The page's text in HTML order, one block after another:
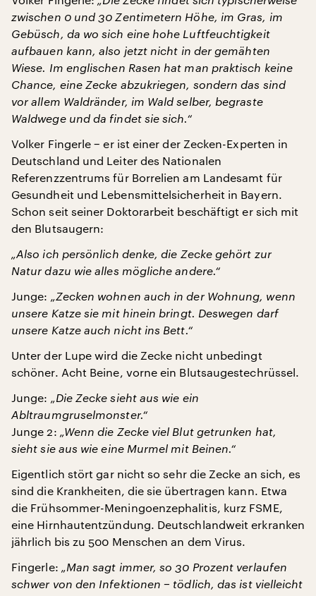
zwischen 0 und 30 Zentimetern Höhe, im Gras, im
Gebüsch, da wo sich eine hohe Luftfeuchtigkeit
aufbauen kann, also jetzt nicht in der gemähten
Wiese. Im englischen Rasen hat man praktisch keine
Chance, eine Zecke abzukriegen, sondern das sind
vor allem Waldränder, im Wald selber, begraste
Waldwege und da findet sie sich.“
Volker Fingerle − er ist einer der Zecken-Experten in
Deutschland und Leiter des Nationalen
Referenzzentrums für Borrelien am Landesamt für
Gesundheit und Lebensmittelsicherheit in Bayern.
Schon seit seiner Doktorarbeit beschäftigt er sich mit
den Blutsaugern:
„Also ich persönlich denke, die Zecke gehört zur
Natur dazu wie alles mögliche andere.“
Junge: „Zecken wohnen auch in der Wohnung, wenn
unsere Katze sie mit hinein bringt. Deswegen darf
unsere Katze auch nicht ins Bett.“
Unter der Lupe wird die Zecke nicht unbedingt
schöner. Acht Beine, vorne ein Blutsaugestechrüssel.
Junge: „Die Zecke sieht aus wie ein
Abltraumgruselmonster.“
Junge 2: „Wenn die Zecke viel Blut getrunken hat,
sieht sie aus wie eine Murmel mit Beinen.“
Eigentlich stört gar nicht so sehr die Zecke an sich, es
sind die Krankheiten, die sie übertragen kann. Etwa
die Frühsommer-Meningoenzephalitis, kurz FSME,
eine Hirnhautentzündung. Deutschlandweit erkranken
jährlich bis zu 500 Menschen an dem Virus.
Fingerle: „Man sagt immer, so 30 Prozent verlaufen
schwer von den Infektionen − tödlich, das ist vielleicht